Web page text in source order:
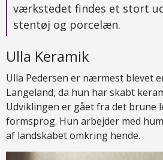
værkstedet findes et stort
stentøj og porcelæn.
Ulla Keramik
Ulla Pedersen er nærmest blevet
Langeland, da hun har skabt
Udviklingen er gået fra det brune
formsprog. Hun arbejder med
af landskabet omkring hende.